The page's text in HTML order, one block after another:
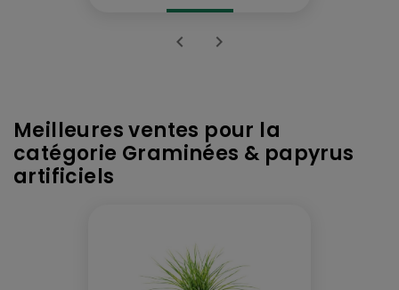
 
Meilleures ventes pour la
catégorie Graminées & papyrus
artificiels